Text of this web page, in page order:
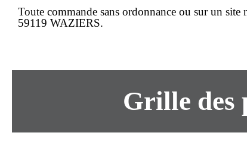
Toute commande sans ordonnance ou sur un site
59119 WAZIERS.
Grille des